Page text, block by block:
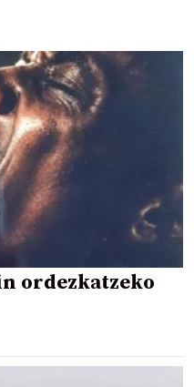
ordezkatzeko